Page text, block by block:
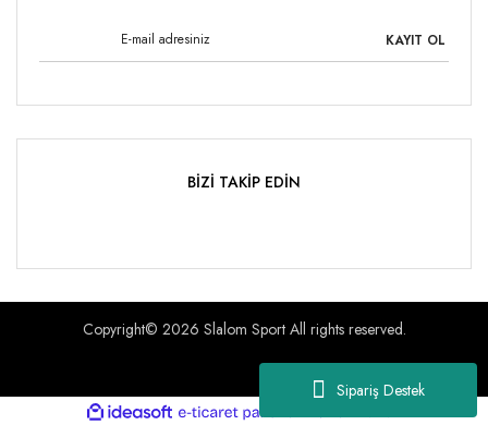
Sipariş Destek
KAYIT OL
BİZİ TAKİP EDİN
Copyright© 2026 Slalom Sport All rights reserved.
ideasoft